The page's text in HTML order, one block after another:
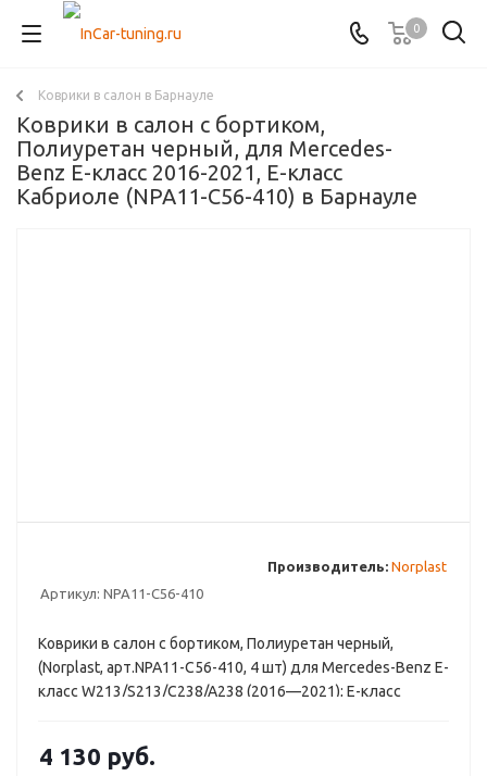
0
Коврики в салон в Барнауле
Коврики в салон с бортиком,
Полиуретан черный, для Mercedes-
Benz E-класс 2016-2021, E-класс
Кабриоле (NPA11-C56-410) в Барнауле
Артикул: NPA11-C56-410
Производитель: Norplast
Коврики в салон с бортиком, Полиуретан черный,
(Norplast, арт.NPA11-C56-410, 4 шт) для Mercedes-Benz E-
класс W213/S213/C238/A238 (2016—2021); E-класс
рестайлинг (2020—2025); E-класс Седан
4 130 руб.